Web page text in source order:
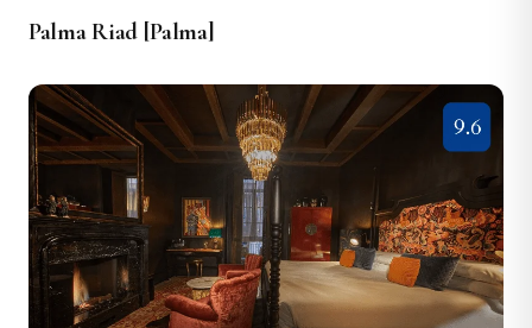
Palma Riad [Palma]